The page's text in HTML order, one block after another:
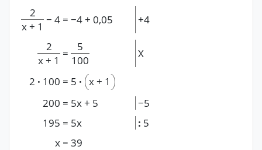
2
x+ 1
− 4 = −4+ 0,05 +4
2
x+ 1
=
5
100
X
2 · 100 = 5 · x+ 1
200 = 5x+ 5 −5
195 = 5x : 5
x = 39